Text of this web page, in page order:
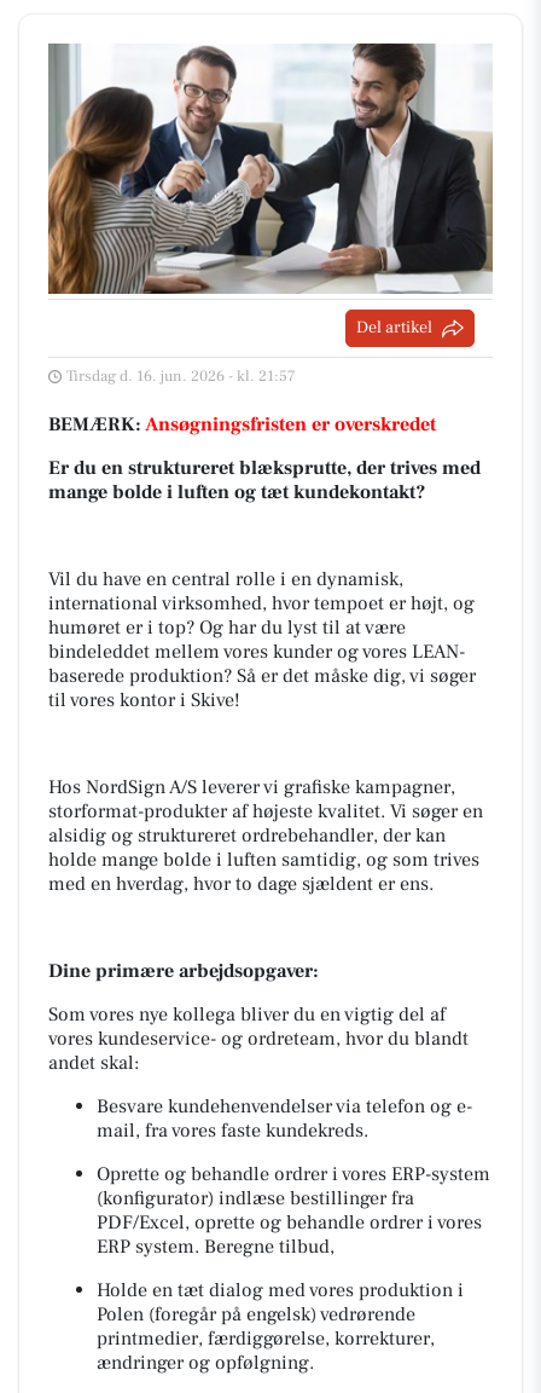
Del artikel
Tirsdag d. 16. jun. 2026 - kl. 21:57
BEMÆRK: Ansøgningsfristen er overskredet
Er du en struktureret blæksprutte, der trives med
mange bolde i luften og tæt kundekontakt?
Vil du have en central rolle i en dynamisk,
international virksomhed, hvor tempoet er højt, og
humøret er i top? Og har du lyst til at være
bindeleddet mellem vores kunder og vores LEAN-
baserede produktion? Så er det måske dig, vi søger
til vores kontor i Skive!
Hos NordSign A/S leverer vi grafiske kampagner,
storformat-produkter af højeste kvalitet. Vi søger en
alsidig og struktureret ordrebehandler, der kan
holde mange bolde i luften samtidig, og som trives
med en hverdag, hvor to dage sjældent er ens.
Dine primære arbejdsopgaver:
Som vores nye kollega bliver du en vigtig del af
vores kundeservice- og ordreteam, hvor du blandt
andet skal:
Besvare kundehenvendelser via telefon og e-
mail, fra vores faste kundekreds.
Oprette og behandle ordrer i vores ERP-system
(konfigurator) indlæse bestillinger fra
PDF/Excel, oprette og behandle ordrer i vores
ERP system. Beregne tilbud,
Holde en tæt dialog med vores produktion i
Polen (foregår på engelsk) vedrørende
printmedier, færdiggørelse, korrekturer,
ændringer og opfølgning.